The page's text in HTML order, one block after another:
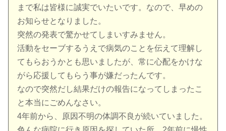
まで私は皆様に誠実でいたいです。なので、早めの
お知らせとなりました。
突然の発表で驚かせてしまいすみません。
活動をセーブするうえで病気のことを伝えて理解し
てもらおうかとも思いましたが、常に心配をかけな
がら応援してもらう事が嫌だったんです。
なので突然だし結果だけの報告になってしまったこ
と本当にごめんなさい。
4年前から、原因不明の体調不良が続いていました。